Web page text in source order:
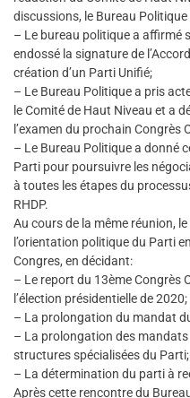
discussions, le Bureau
– Le bureau politique a affirmé
endossé la signature de
création d’un Parti Unifié;
– Le Bureau Politique a pris
le Comité de Haut Niveau et a
l’examen du prochain Congrès
– Le Bureau Politique a donné
Parti pour poursuivre les
à toutes les étapes du
RHDP.
Au cours de la même réunion,
l’orientation politique du Parti
Congres, en décidant:
– Le report du 13ème Congrès
l’élection présidentielle de 2020;
– La prolongation du mandat
– La prolongation des
structures spécialisées du Parti;
– La détermination du parti à
Après cette rencontre du